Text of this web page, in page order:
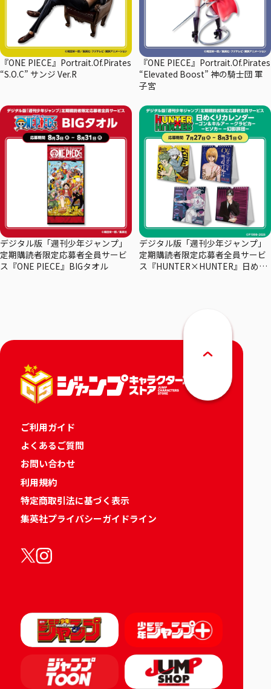
『ONE PIECE』Portrait.Of.Pirates
“S.O.C” サンジ Ver.R
『ONE PIECE』Portrait.Of.Pirates
“Elevated Boost” 神の騎士団 軍
子宮
デジタル版「週刊少年ジャンプ」
定期購読者限定応募者全員サービ
ス『ONE PIECE』BIGタオル
デジタル版「週刊少年ジャンプ」
定期購読者限定応募者全員サービ
ス『HUNTER×HUNTER』日めく
ご利用ガイド
よくあるご質問
お問い合わせ
利用規約
特定商取引法に基づく表示
集英社プライバシーガイドライン